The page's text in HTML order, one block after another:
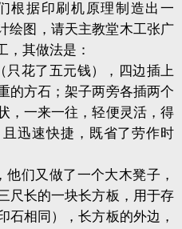
根据印刷机原理制造出一
绘图，请天主教堂木工张广
，其做法是：
只花了五元钱），四边插上
的方石；架子两旁各插两个
，一来一往，轻便灵活，得
迅速快捷，既省了劳作时
们又做了一个大木凳子，
尺长的一块长方板，用于存
石相同），长方板的外边，